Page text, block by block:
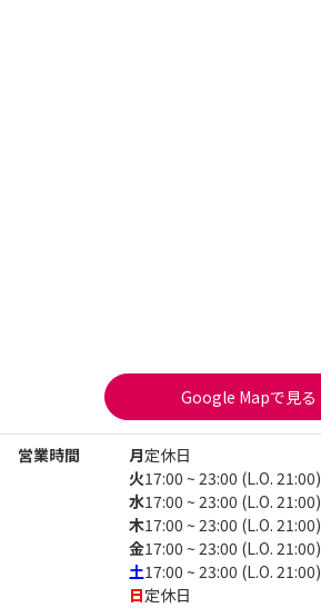
Google Mapで見る
営業時間 月定休日
火17:00 ~ 23:00 (L.O. 21:00)
水17:00 ~ 23:00 (L.O. 21:00)
木17:00 ~ 23:00 (L.O. 21:00)
金17:00 ~ 23:00 (L.O. 21:00)
土17:00 ~ 23:00 (L.O. 21:00)
日定休日